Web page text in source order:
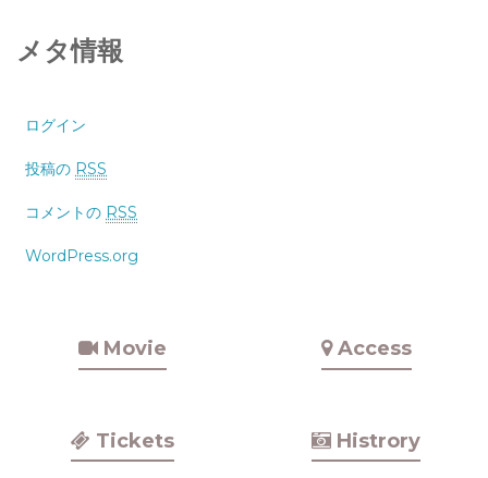
メタ情報
ログイン
投稿の RSS
コメントの RSS
WordPress.org
Movie Access
Tickets Histrory